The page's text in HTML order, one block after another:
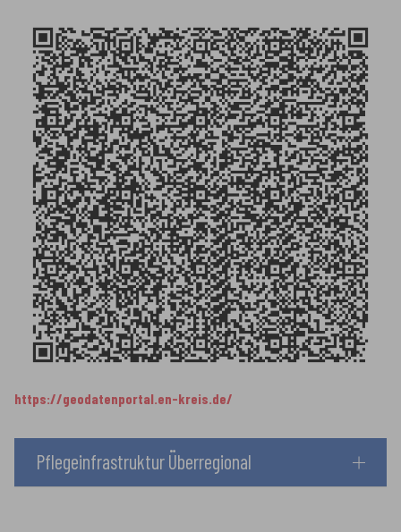
https://geodatenportal.en-kreis.de/
Pflegeinfrastruktur Überregional